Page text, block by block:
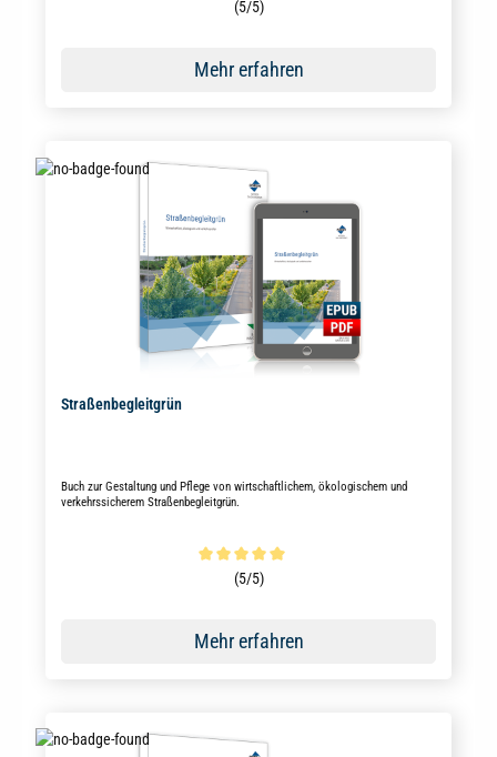
Durchschnittliche Bewertung von 5 von 5 Sternen
(5/5)
Mehr erfahren
Straßenbegleitgrün
Buch zur Gestaltung und Pflege von wirtschaftlichem, ökologischem und
verkehrssicherem Straßenbegleitgrün.
Durchschnittliche Bewertung von 5 von 5 Sternen
(5/5)
Mehr erfahren